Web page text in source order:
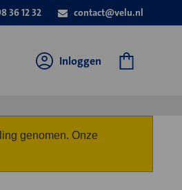
36 12 32 contact@velu.nl
Inloggen
genomen. Onze